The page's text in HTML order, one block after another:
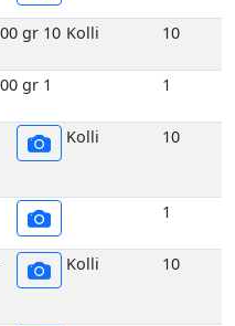
Kolli 10
1
Kolli 10
1
Kolli 10